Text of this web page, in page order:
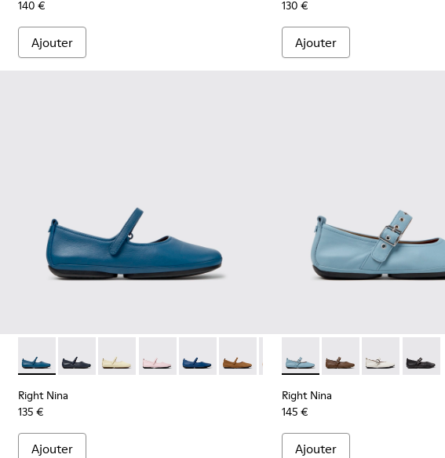
140 €
Ajouter
130 €
Ajouter
PET recyclé et en matières techniques pour femme.
en PET recyclé pour femme.
marron en matières techniques en PET recyclé pour femme.
006 - Baskets noires et grises en PET recyclé et en matières techniques pour
Right Nina - K201365-035 - Chaussures en cuir bleu pour femme.
Right Nina - K201365-039 - Chaussures en cuir bleu pour femme.
Right Nina - K201365-036
Right Nina - K201365-034
Right Nina - K201365-033
Right Nina - K201365-030
Right Nina - K201365-027
Right Nina - K201365-024
Right Nina -Right Nina
Right Nina
135 €
Ajouter
Right Nina - K201962-003 -
Right Nina -Right Nina -
Right
Right Nina
145 €
Ajouter